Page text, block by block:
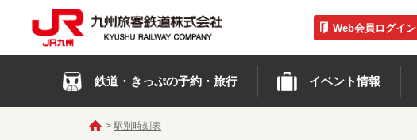
Web会員ログイン
鉄道・きっぷの予約・旅行 イベント情報
駅別時刻表